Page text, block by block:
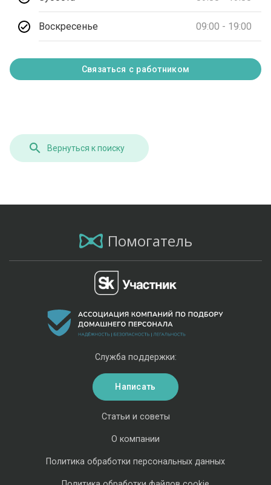
Воскресенье 09:00 - 19:00
Связаться с работником
Вернуться к поиску
Помогатель
Статьи и советы
О компании
Политика обработки персональных данных
Служба поддержки:
Написать